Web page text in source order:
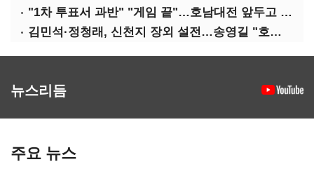
"1차 투표서 과반" "게임 끝"…호남대전 앞두고 '충돌'
김민석·정청래, 신천지 장외 설전…송영길 "호남 계몽 규탄"
뉴스리듬
주요 뉴스